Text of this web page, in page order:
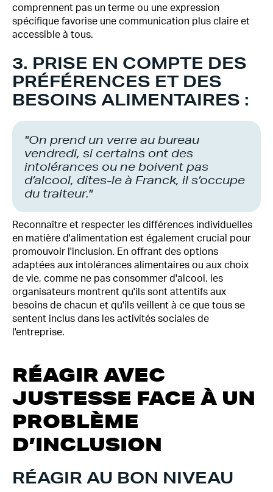
comprennent pas un terme ou une expression
spécifique favorise une communication plus claire et
accessible à tous.
3. PRISE EN COMPTE DES
PRÉFÉRENCES ET DES
BESOINS ALIMENTAIRES :
"On prend un verre au bureau
vendredi, si certains ont des
intolérances ou ne boivent pas
d’alcool, dites-le à Franck, il s’occupe
du traiteur."
Reconnaître et respecter les différences individuelles
en matière d'alimentation est également crucial pour
promouvoir l'inclusion. En offrant des options
adaptées aux intolérances alimentaires ou aux choix
de vie, comme ne pas consommer d'alcool, les
organisateurs montrent qu'ils sont attentifs aux
besoins de chacun et qu'ils veillent à ce que tous se
sentent inclus dans les activités sociales de
l'entreprise.
RÉAGIR AVEC
JUSTESSE FACE À UN
PROBLÈME
D’INCLUSION
RÉAGIR AU BON NIVEAU